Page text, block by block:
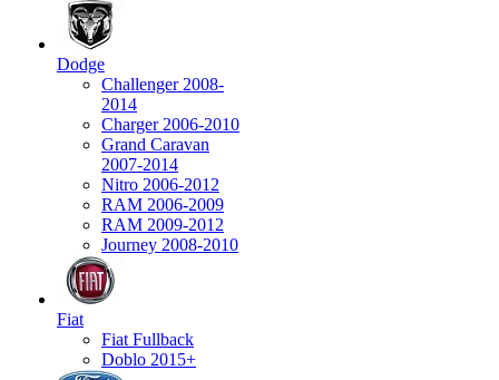
Dodge
Challenger 2008-
2014
Charger 2006-2010
Grand Caravan
2007-2014
Nitro 2006-2012
RAM 2006-2009
RAM 2009-2012
Journey 2008-2010
Fiat
Fiat Fullback
Doblo 2015+